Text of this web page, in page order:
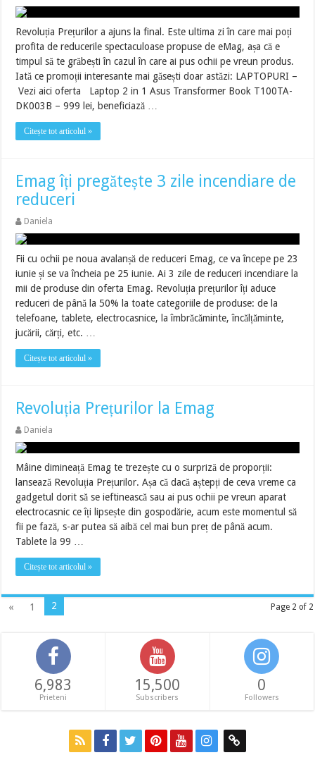
Revoluția Prețurilor a ajuns la final. Este ultima zi în care mai poți
profita de reducerile spectaculoase propuse de eMag, așa că e
timpul să te grăbești în cazul în care ai pus ochii pe vreun produs.
Iată ce promoții interesante mai găsești doar astăzi: LAPTOPURI –
Vezi aici oferta Laptop 2 in 1 Asus Transformer Book T100TA-
DK003B – 999 lei, beneficiază …
Citește tot articolul »
Emag îți pregătește 3 zile incendiare de
reduceri
Daniela
Fii cu ochii pe noua avalanșă de reduceri Emag, ce va începe pe 23
iunie și se va încheia pe 25 iunie. Ai 3 zile de reduceri incendiare la
mii de produse din oferta Emag. Revoluția prețurilor îți aduce
reduceri de până la 50% la toate categoriile de produse: de la
telefoane, tablete, electrocasnice, la îmbrăcăminte, încălțăminte,
jucării, cărți, etc. …
Citește tot articolul »
Revoluția Prețurilor la Emag
Daniela
Mâine dimineață Emag te trezește cu o surpriză de proporții:
lansează Revoluția Prețurilor. Așa că dacă aștepți de ceva vreme ca
gadgetul dorit să se ieftinească sau ai pus ochii pe vreun aparat
electrocasnic ce îți lipsește din gospodărie, acum este momentul să
fii pe fază, s-ar putea să aibă cel mai bun preț de până acum.
Tablete la 99 …
Citește tot articolul »
Page 2 of 2
« 1 2
6,983
Prieteni
15,500
Subscribers
0
Followers